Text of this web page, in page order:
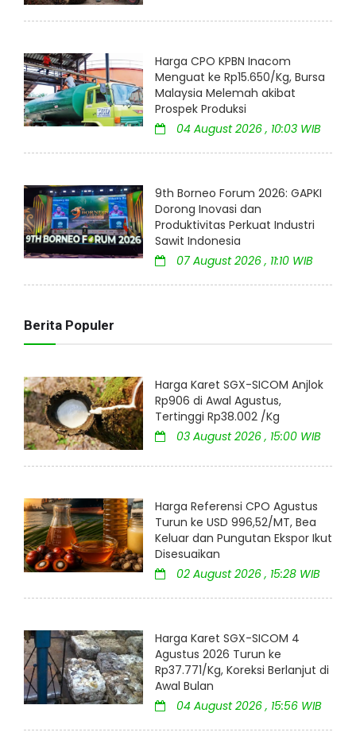
Harga CPO KPBN Inacom
Menguat ke Rp15.650/Kg, Bursa
Malaysia Melemah akibat
Prospek Produksi
04 August 2026 , 10:03 WIB
9th Borneo Forum 2026: GAPKI
Dorong Inovasi dan
Produktivitas Perkuat Industri
Sawit Indonesia
07 August 2026 , 11:10 WIB
Berita Populer
Harga Karet SGX-SICOM Anjlok
Rp906 di Awal Agustus,
Tertinggi Rp38.002 /Kg
03 August 2026 , 15:00 WIB
Harga Referensi CPO Agustus
Turun ke USD 996,52/MT, Bea
Keluar dan Pungutan Ekspor Ikut
Disesuaikan
02 August 2026 , 15:28 WIB
Harga Karet SGX-SICOM 4
Agustus 2026 Turun ke
Rp37.771/Kg, Koreksi Berlanjut di
Awal Bulan
04 August 2026 , 15:56 WIB